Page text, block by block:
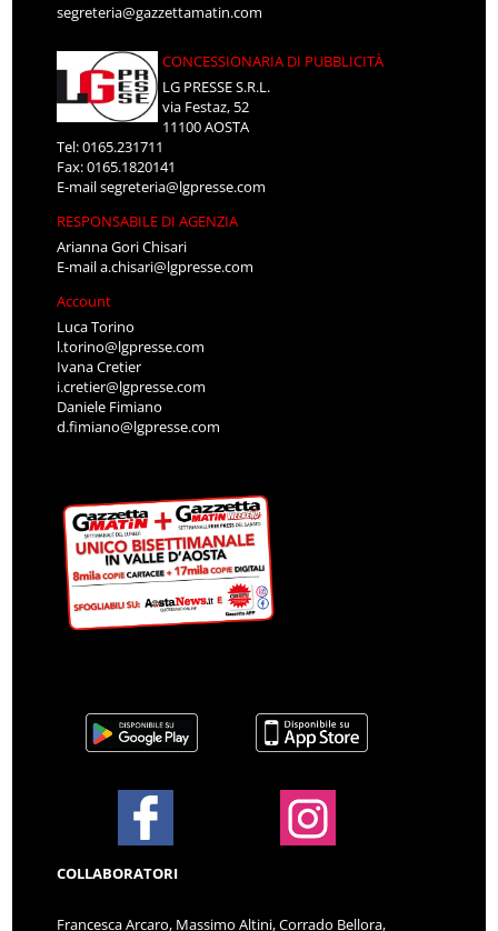
segreteria@gazzettamatin.com
CONCESSIONARIA DI PUBBLICITÀ
LG PRESSE S.R.L.
via Festaz, 52
11100 AOSTA
Tel: 0165.231711
Fax: 0165.1820141
E-mailsegreteria@lgpresse.com
RESPONSABILE DI AGENZIA
Arianna Gori Chisari
E-maila.chisari@lgpresse.com
Account
Luca Torino
l.torino@lgpresse.com
Ivana Cretier
i.cretier@lgpresse.com
Daniele Fimiano
d.fimiano@lgpresse.com
COLLABORATORI
Francesca Arcaro, Massimo Altini, Corrado Bellora,